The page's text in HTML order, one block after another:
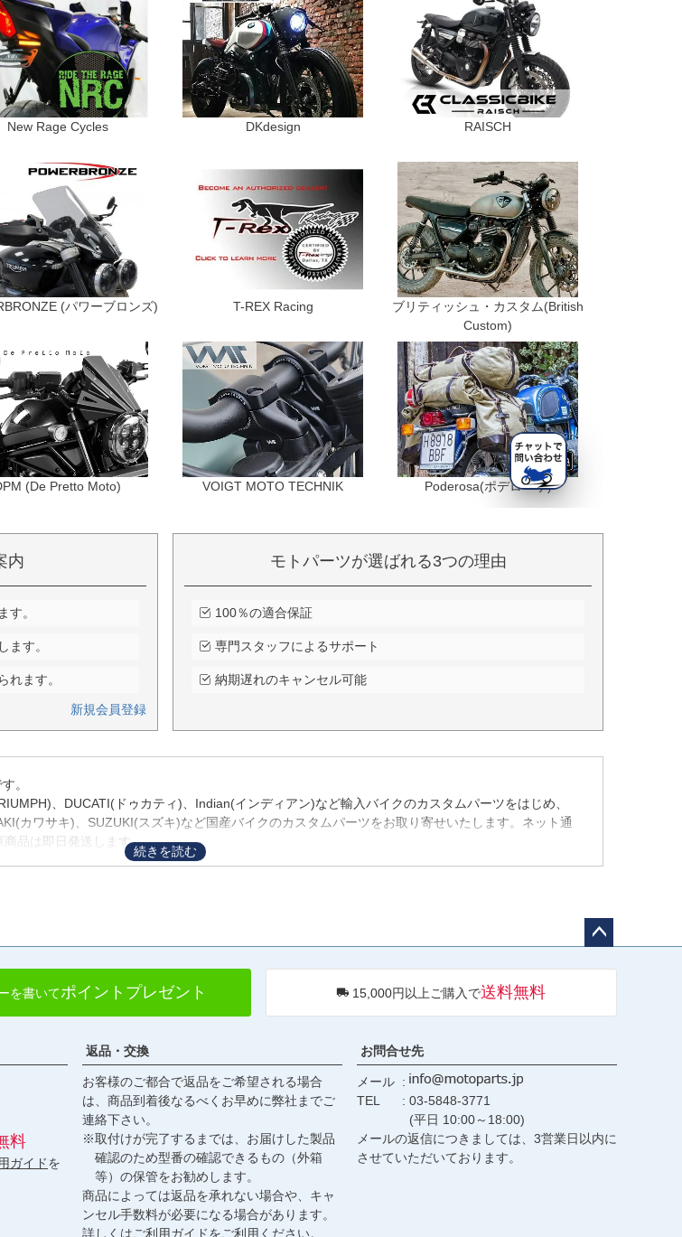
内
す。
ます。
れます。
新規会員登録
モトパーツが選ばれる3つの理由
100％の適合保証
専門スタッフによるサポート
納期遅れのキャンセル可能
。
、DUCATI(ドゥカティ)、Indian(インディアン)など輸入バイクのカスタムパーツをはじめ、
カワサキ)、SUZUKI(スズキ)など国産バイクのカスタムパーツをお取り寄せいたします。ネット通
商品は即日発送します。
好みのバイクパーツでカスタムして楽しむ方がたくさんいらっしゃると思います。
お気軽にお問い合わせください。詳しくはコチラ
、DK design、フリースピリッツ(Free Spirits)、モトデミック(MOTODEMIC)、モートーン
タマリット(TAMARIT)、VINTCO、アクラポヴィッチ、アロー(ARROW)、バラクーダ(Barracuda)、
、CNC Racing、アルマックス(ermax)、エヴォテックパフォーマンス(EVOTECH
ェット(MOTOGADGET)、MOMO デザイン、OHLINS(オーリンズ)、パワーブロンズ
、スコーピオン(SCORPION)、SW-MOTECH、ユニットガレージ(UNIT GARAGE)、ワンダー
、ザード(ZARD)、ブリティッシュ カスタム(British Custom)、BIG BIKE PARTS、ビルトウェル
、La Rosa Design、メンフィスシェード(memphis shades)、マスタング(Mustang)、ナショナ
(Two Brothers)等々、アメリカからヨーロッパまで多岐にわたって取り扱っております。
へ
を書いてポイントプレゼント 15,000円以上ご購入で送料無料
料
ガイドを
返品・交換
お客様のご都合で返品をご希望される場合
は、商品到着後なるべくお早めに弊社までご
連絡下さい。
※取付けが完了するまでは、お届けした製品
確認のため型番の確認できるもの（外箱
等）の保管をお勧めします。
商品によっては返品を承れない場合や、キャ
ンセル手数料が必要になる場合があります。
詳しくはご利用ガイドをご利用ください。
お問合せ先
メール
TEL
03-5848-3771
(平日 10:00～18:00)
メールの返信につきましては、3営業日以内に
させていただいております。